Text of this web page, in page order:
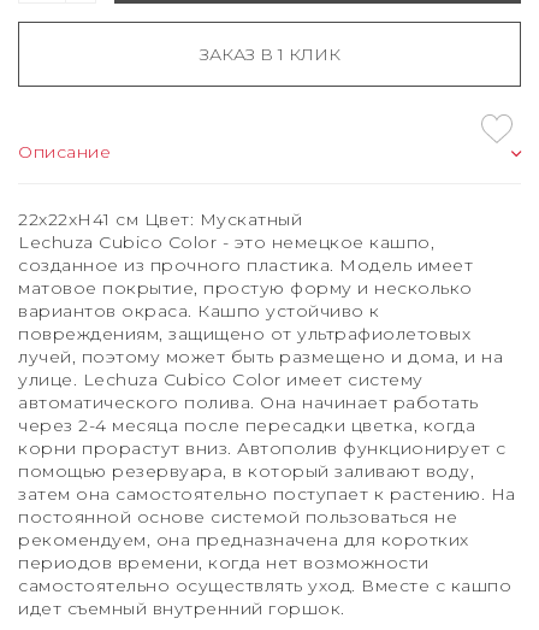
ЗАКАЗ В 1 КЛИК
Описание
22x22xH41 см Цвет: Мускатный
Lechuza Cubico Color - это немецкое кашпо,
созданное из прочного пластика. Модель имеет
матовое покрытие, простую форму и несколько
вариантов окраса. Кашпо устойчиво к
повреждениям, защищено от ультрафиолетовых
лучей, поэтому может быть размещено и дома, и на
улице. Lechuza Cubico Color имеет систему
автоматического полива. Она начинает работать
через 2-4 месяца после пересадки цветка, когда
корни прорастут вниз. Автополив функционирует с
помощью резервуара, в который заливают воду,
затем она самостоятельно поступает к растению. На
постоянной основе системой пользоваться не
рекомендуем, она предназначена для коротких
периодов времени, когда нет возможности
самостоятельно осуществлять уход. Вместе с кашпо
идет съемный внутренний горшок.